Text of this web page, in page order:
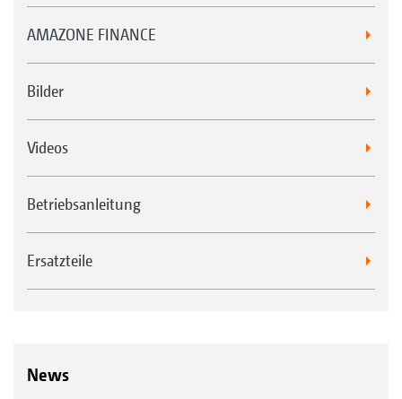
AMAZONE FINANCE
Bilder
Videos
Betriebsanleitung
Ersatzteile
News